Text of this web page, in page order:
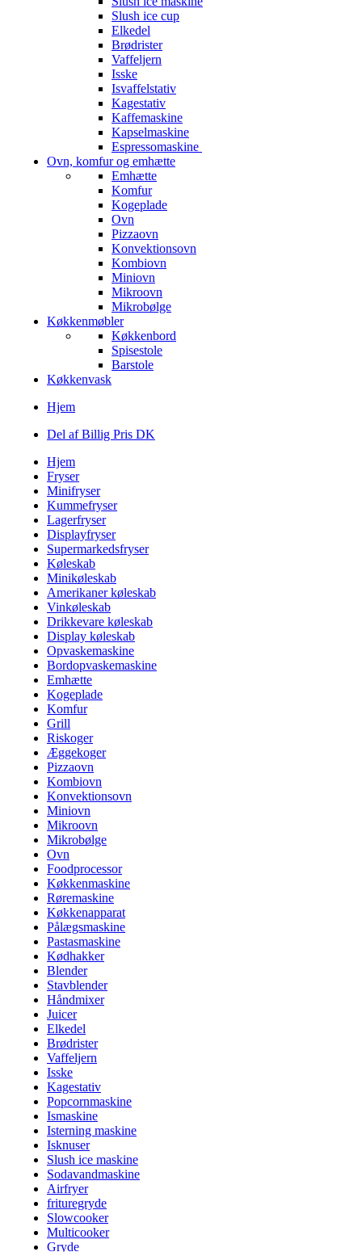
Slush ice cup
Elkedel
Brødrister
Vaffeljern
Isske
Isvaffelstativ
Kagestativ
Kaffemaskine
Kapselmaskine
Espressomaskine
Ovn, komfur og emhætte
Emhætte
Komfur
Kogeplade
Ovn
Pizzaovn
Konvektionsovn
Kombiovn
Miniovn
Mikroovn
Mikrobølge
Køkkenmøbler
Køkkenbord
Spisestole
Barstole
Køkkenvask
Hjem
Del af Billig Pris DK
Hjem
Fryser
Minifryser
Kummefryser
Lagerfryser
Displayfryser
Supermarkedsfryser
Køleskab
Minikøleskab
Amerikaner køleskab
Vinkøleskab
Drikkevare køleskab
Display køleskab
Opvaskemaskine
Bordopvaskemaskine
Emhætte
Kogeplade
Komfur
Grill
Riskoger
Æggekoger
Pizzaovn
Kombiovn
Konvektionsovn
Miniovn
Mikroovn
Mikrobølge
Ovn
Foodprocessor
Køkkenmaskine
Røremaskine
Køkkenapparat
Pålægsmaskine
Pastasmaskine
Kødhakker
Blender
Stavblender
Håndmixer
Juicer
Elkedel
Brødrister
Vaffeljern
Isske
Kagestativ
Popcornmaskine
Ismaskine
Isterning maskine
Isknuser
Slush ice maskine
Sodavandmaskine
Airfryer
frituregryde
Slowcooker
Multicooker
Gryde